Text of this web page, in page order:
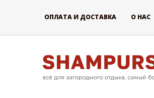
ОПЛАТА И ДОСТАВКА О НАС